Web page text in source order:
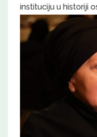
instituciju u historiji